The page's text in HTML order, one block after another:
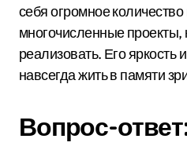
себя огромное
многочисленные проекты,
реализовать. Его яркость
навсегда жить в памяти
Вопрос-ответ: